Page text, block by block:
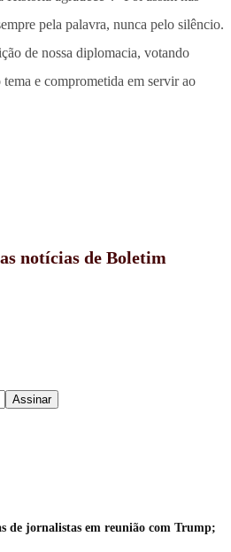
pela palavra, nunca pelo silêncio.
de nossa diplomacia, votando
e comprometida em servir ao
notícias de Boletim
Assinar
de jornalistas em reunião com Trump;